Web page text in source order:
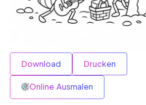
Download Drucken
Online Ausmalen